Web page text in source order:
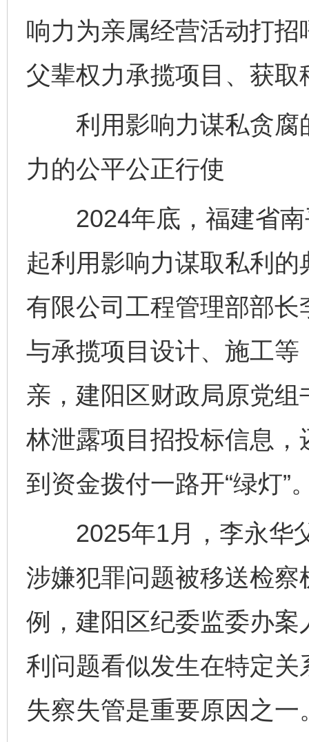
响力为亲属经营活动打
父辈权力承揽项目、获
利用影响力谋私贪腐
力的公平公正行使
2024年底，福建省南
起利用影响力谋取私利
有限公司工程管理部部长
与承揽项目设计、施工等
亲，建阳区财政局原党
林泄露项目招投标信息
到资金拨付一路开“绿灯”
2025年1月，李永华
涉嫌犯罪问题被移送检
例，建阳区纪委监委办案
利问题看似发生在特定
失察失管是重要原因之一